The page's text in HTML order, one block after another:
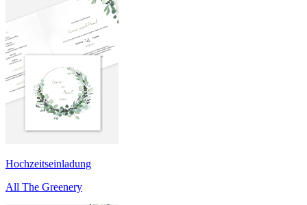
Hochzeitseinladung
All The Greenery